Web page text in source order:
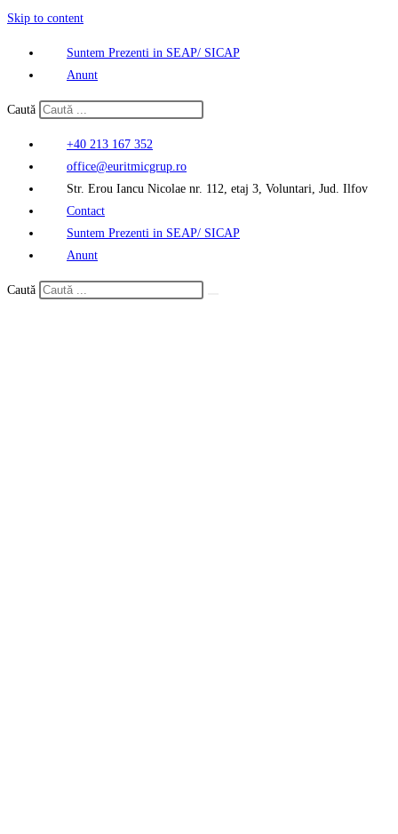
Skip to content
Suntem Prezenti in SEAP/ SICAP
Anunt
Caută
+40 213 167 352
office@euritmicgrup.ro
Str. Erou Iancu Nicolae nr. 112, etaj 3, Voluntari, Jud. Ilfov
Contact
Suntem Prezenti in SEAP/ SICAP
Anunt
Caută